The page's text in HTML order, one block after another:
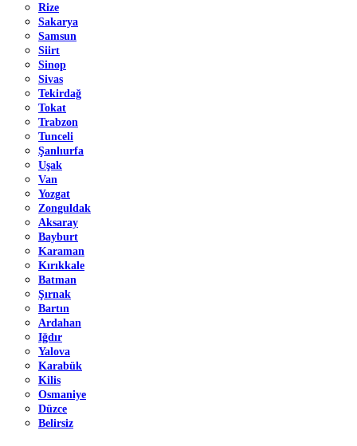
Rize
Sakarya
Samsun
Siirt
Sinop
Sivas
Tekirdağ
Tokat
Trabzon
Tunceli
Şanlıurfa
Uşak
Van
Yozgat
Zonguldak
Aksaray
Bayburt
Karaman
Kırıkkale
Batman
Şırnak
Bartın
Ardahan
Iğdır
Yalova
Karabük
Kilis
Osmaniye
Düzce
Belirsiz